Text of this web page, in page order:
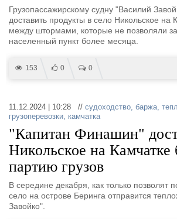
Грузопассажирскому судну "Василий
доставить продукты в село Никольское на
между штормами, которые не позволяли
населенный пункт более месяца.
153 0 0
11.12.2024 | 10:28 // судоходство, баржа,
грузоперевозки, камчатка
"Капитан Финашин"
Никольское на
партию грузов
В середине декабря, как только позволят
село на острове Беринга отправится
Завойко".